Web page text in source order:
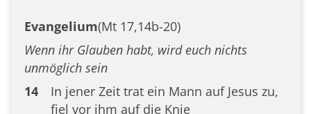
Evangelium(Mt 17,14b-20)
Wenn ihr Glauben habt, wird euch nichts
unmöglich sein
14
In jener Zeit trat ein Mann auf Jesus zu,
fiel vor ihm auf die Knie